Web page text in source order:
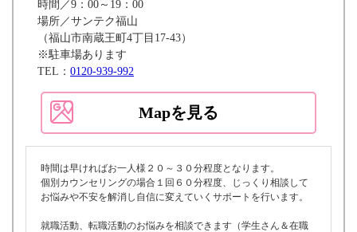
時間／9：00～19：00
場所／サンテク福山
（福山市南蔵王町4丁目17-43）
※駐車場あります
TEL： 0120-939-992
Mapを見る
時間は早ければお一人様２０～３０分程度となります。
個別カウンセリングの場合１回６０分程度、じっくり相談して
お悩みや不安を解消し自信に変えていくサポートを行います。
就職活動、転職活動のお悩みを相談できます（学生さん＆在職